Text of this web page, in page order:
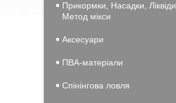
Прикормки, Насадки, Ліквіди,
Метод мікси
Аксесуари
ПВА-матеріали
Спінінгова ловля